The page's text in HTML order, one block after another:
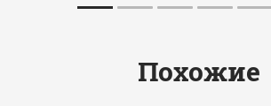
Похожие